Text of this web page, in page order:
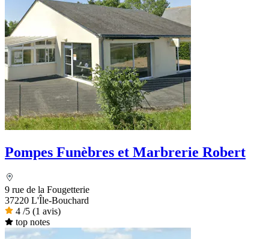
Pompes Funèbres et Marbrerie Robert
9 rue de la Fougetterie
37220 L'Île-Bouchard
4 /5 (1 avis)
top notes